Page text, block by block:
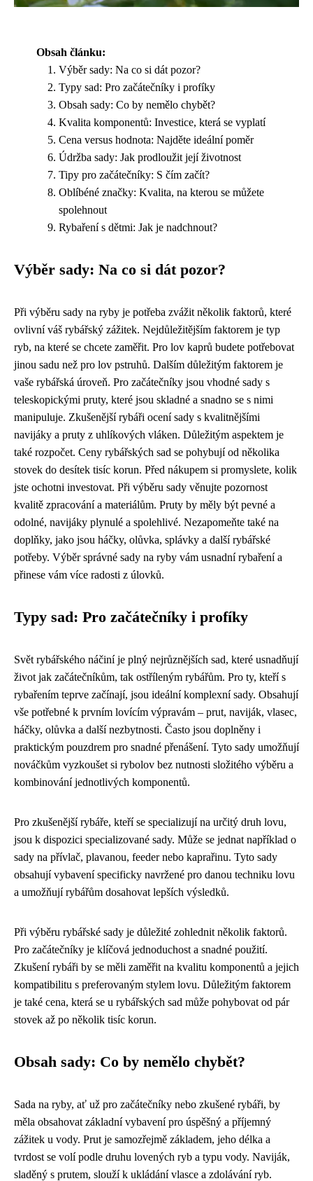
Obsah článku:
Výběr sady: Na co si dát pozor?
Typy sad: Pro začátečníky i profíky
Obsah sady: Co by nemělo chybět?
Kvalita komponentů: Investice, která se vyplatí
Cena versus hodnota: Najděte ideální poměr
Údržba sady: Jak prodloužit její životnost
Tipy pro začátečníky: S čím začít?
Oblíbéné značky: Kvalita, na kterou se můžete
spolehnout
Rybaření s dětmi: Jak je nadchnout?
Výběr sady: Na co si dát pozor?
Při výběru sady na ryby je potřeba zvážit několik faktorů, které
ovlivní váš rybářský zážitek. Nejdůležitějším faktorem je typ
ryb, na které se chcete zaměřit. Pro lov kaprů budete potřebovat
jinou sadu než pro lov pstruhů. Dalším důležitým faktorem je
vaše rybářská úroveň. Pro začátečníky jsou vhodné sady s
teleskopickými pruty, které jsou skladné a snadno se s nimi
manipuluje. Zkušenější rybáři ocení sady s kvalitnějšími
navijáky a pruty z uhlíkových vláken. Důležitým aspektem je
také rozpočet. Ceny rybářských sad se pohybují od několika
stovek do desítek tisíc korun. Před nákupem si promyslete, kolik
jste ochotni investovat. Při výběru sady věnujte pozornost
kvalitě zpracování a materiálům. Pruty by měly být pevné a
odolné, navijáky plynulé a spolehlivé. Nezapomeňte také na
doplňky, jako jsou háčky, olůvka, splávky a další rybářské
potřeby. Výběr správné sady na ryby vám usnadní rybaření a
přinese vám více radosti z úlovků.
Typy sad: Pro začátečníky i profíky
Svět rybářského náčiní je plný nejrůznějších sad, které usnadňují
život jak začátečníkům, tak ostříleným rybářům. Pro ty, kteří s
rybařením teprve začínají, jsou ideální komplexní sady. Obsahují
vše potřebné k prvním lovícím výpravám – prut, naviják, vlasec,
háčky, olůvka a další nezbytnosti. Často jsou doplněny i
praktickým pouzdrem pro snadné přenášení. Tyto sady umožňují
nováčkům vyzkoušet si rybolov bez nutnosti složitého výběru a
kombinování jednotlivých komponentů.
Pro zkušenější rybáře, kteří se specializují na určitý druh lovu,
jsou k dispozici specializované sady. Může se jednat například o
sady na přívlač, plavanou, feeder nebo kaprařinu. Tyto sady
obsahují vybavení specificky navržené pro danou techniku lovu
a umožňují rybářům dosahovat lepších výsledků.
Při výběru rybářské sady je důležité zohlednit několik faktorů.
Pro začátečníky je klíčová jednoduchost a snadné použití.
Zkušení rybáři by se měli zaměřit na kvalitu komponentů a jejich
kompatibilitu s preferovaným stylem lovu. Důležitým faktorem
je také cena, která se u rybářských sad může pohybovat od pár
stovek až po několik tisíc korun.
Obsah sady: Co by nemělo chybět?
Sada na ryby, ať už pro začátečníky nebo zkušené rybáři, by
měla obsahovat základní vybavení pro úspěšný a příjemný
zážitek u vody. Prut je samozřejmě základem, jeho délka a
tvrdost se volí podle druhu lovených ryb a typu vody. Naviják,
sladěný s prutem, slouží k ukládání vlasce a zdolávání ryb.